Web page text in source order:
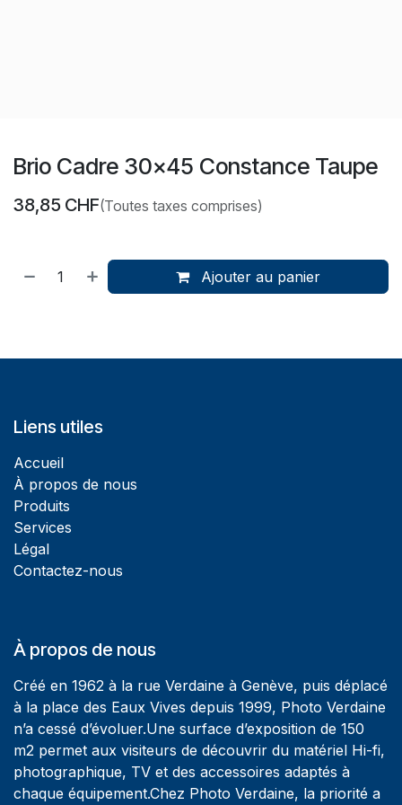
Brio Cadre 30x45 Constance Taupe
38,85 CHF(Toutes taxes comprises)
Ajouter au panier
Liens utiles
Accueil
À propos de nous
Produits
Services
Légal
Contactez-nous
À propos de nous
Créé en 1962 à la rue Verdaine à Genève, puis déplacé
à la place des Eaux Vives depuis 1999, Photo Verdaine
n’a cessé d’évoluer.Une surface d’exposition de 150
m2 permet aux visiteurs de découvrir du matériel Hi-fi,
photographique, TV et des accessoires adaptés à
chaque équipement.Chez Photo Verdaine, la priorité a